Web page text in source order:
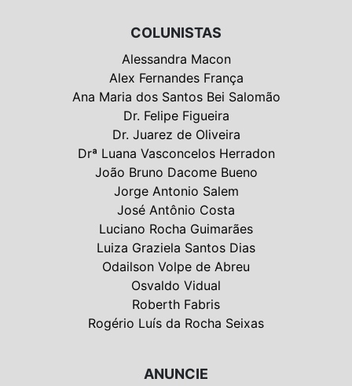
COLUNISTAS
Alessandra Macon
Alex Fernandes França
Ana Maria dos Santos Bei Salomão
Dr. Felipe Figueira
Dr. Juarez de Oliveira
Drª Luana Vasconcelos Herradon
João Bruno Dacome Bueno
Jorge Antonio Salem
José Antônio Costa
Luciano Rocha Guimarães
Luiza Graziela Santos Dias
Odailson Volpe de Abreu
Osvaldo Vidual
Roberth Fabris
Rogério Luís da Rocha Seixas
ANUNCIE